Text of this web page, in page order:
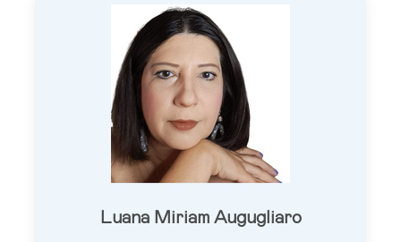
Luana Miriam Augugliaro